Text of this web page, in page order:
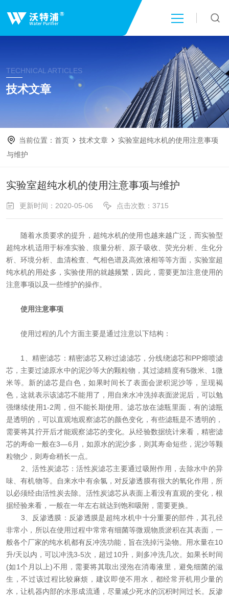
产品中心
新闻中心
成功案例
在线留言
联系我们
TECHNICAL ARTICLES
技术文章
当前位置：首页 技术文章
实验室超纯水机的使用注意事项
与维护
实验室超纯水机的使用注意事项与维护
更新时间：2020-05-06 点击次数：3715
随着水质要求的提升，超纯水机的使用也越来越广泛，而实验型
超纯水机适用于标准实验、痕量分析、原子吸收、荧光分析、生化分
析、环境分析、血清检查、气相色谱及高效液相等等方面，实验室超
纯水机的用处多，实验使用的就越频繁，因此，需要更加注意使用的
注意事项以及一些维护的操作。
使用注意事项
使用过程的几个方面主要是通过注意以下结构：
1、精密滤芯：精密滤芯又称过滤滤芯，分线绕滤芯和PP熔喷滤
芯，主要过滤原水中的泥沙等大的颗粒物，其过滤精度有5微米、1微
米等。新的滤芯是白色，如果时间长了表面会淤积泥沙等，呈现褐
色，这就表示该滤芯不能用了，用自来水冲洗掉表面淤泥后，可以勉
强继续使用1-2周，但不能长期使用。滤芯放在滤瓶里面，有的滤瓶
是透明的，可以直观地观察滤芯的颜色变化，有些滤瓶是不透明的，
需要将其拧开后才能观察滤芯的变化。从经验数据统计来看，精密滤
芯的寿命一般在3—6月，如原水的泥沙多，则其寿命短些，泥沙等颗
粒物少，则寿命稍长一点。
2、活性炭滤芯：活性炭滤芯主要通过吸附作用，去除水中的异
味、有机物等。自来水中有余氯，对反渗透膜有很大的氧化作用，所
以必须经由活性炭去除。活性炭滤芯从表面上看没有直观的变化，根
据经验来看，一般在一年左右就达到饱和吸附，需要更换。
3、反渗透膜：反渗透膜是超纯水机中十分重要的部件，其孔径
非常小，所以在使用过程中常常有细菌等微观物质淤积在其表面，一
般各个厂家的纯水机都有反冲洗功能，旨在洗掉污染物。用水量在10
升/天以内，可以冲洗3-5次，超过10升，则多冲洗几次。如果长时间
(如1个月以上)不用，需要将其取出浸泡在消毒液里，避免细菌的滋
生，不过该过程比较麻烦，建议即使不用水，都经常开机用少量的
水，让机器内部的水形成流通，尽量减少死水的沉积时间过长。反渗